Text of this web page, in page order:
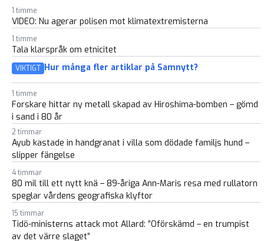
1 timme
VIDEO: Nu agerar polisen mot klimatextremisterna
1 timme
Tala klarspråk om etnicitet
VIKTIGT Hur många fler artiklar på Samnytt?
1 timme
Forskare hittar ny metall skapad av Hiroshima-bomben – gömd
i sand i 80 år
2 timmar
Ayub kastade in handgranat i villa som dödade familjs hund –
slipper fängelse
4 timmar
80 mil till ett nytt knä – 89-åriga Ann-Maris resa med rullatorn
speglar vårdens geografiska klyftor
15 timmar
Tidö-ministerns attack mot Allard: ”Oförskämd – en trumpist
av det värre slaget”